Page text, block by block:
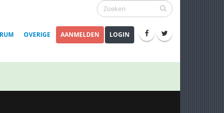
OVERIGE AANMELDEN LOGIN